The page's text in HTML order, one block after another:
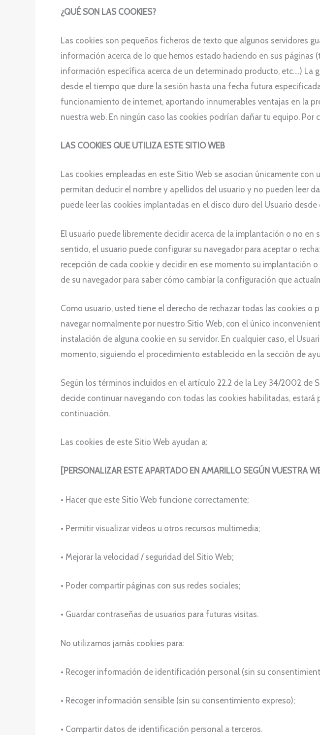
¿QUÉ SON LAS COOKIES?
Las cookies son pequeños ficheros de texto que algunos servidores
información acerca de lo que hemos estado haciendo en sus
información específica acerca de un determinado producto, etc.…) La
desde el tiempo que dure la sesión hasta una fecha futura
funcionamiento de internet, aportando innumerables ventajas en la
nuestra web. En ningún caso las cookies podrían dañar tu equipo.
LAS COOKIES QUE UTILIZA ESTE SITIO WEB
Las cookies empleadas en este Sitio Web se asocian únicamente
permitan deducir el nombre y apellidos del usuario y no pueden leer
puede leer las cookies implantadas en el disco duro del Usuario desde
El usuario puede libremente decidir acerca de la implantación o no
sentido, el usuario puede configurar su navegador para aceptar o
recepción de cada cookie y decidir en ese momento su implantación
de su navegador para saber cómo cambiar la configuración que
Como usuario, usted tiene el derecho de rechazar todas las cookies
navegar normalmente por nuestro Sitio Web, con el único
instalación de alguna cookie en su servidor. En cualquier caso, el
momento, siguiendo el procedimiento establecido en la sección de
Según los términos incluidos en el artículo 22.2 de la Ley 34/2002 de
decide continuar navegando con todas las cookies habilitadas,
continuación.
Las cookies de este Sitio Web ayudan a:
[PERSONALIZAR ESTE APARTADO EN AMARILLO SEGÚN VUESTRA
• Hacer que este Sitio Web funcione correctamente;
• Permitir visualizar videos u otros recursos multimedia;
• Mejorar la velocidad / seguridad del Sitio Web;
• Poder compartir páginas con sus redes sociales;
• Guardar contraseñas de usuarios para futuras visitas.
No utilizamos jamás cookies para:
• Recoger información de identificación personal (sin su
• Recoger información sensible (sin su consentimiento expreso);
• Compartir datos de identificación personal a terceros.